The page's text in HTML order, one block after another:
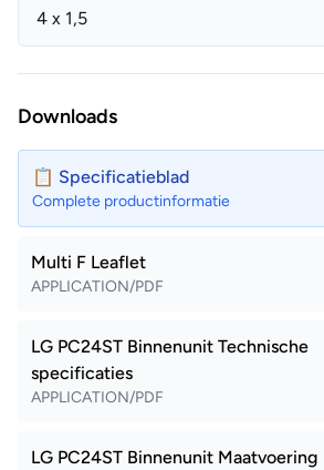
4 x 1,5
Downloads
📋 Specificatieblad
Complete productinformatie
Multi F Leaflet
APPLICATION/PDF
LG PC24ST Binnenunit Technische
specificaties
APPLICATION/PDF
LG PC24ST Binnenunit Maatvoering